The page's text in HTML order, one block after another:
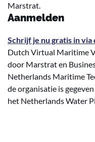
Marstrat.
Aanmelden
Schrijf je nu gratis in via
Dutch Virtual Maritime
door Marstrat en
Netherlands Maritime
de organisatie is
het Netherlands Water